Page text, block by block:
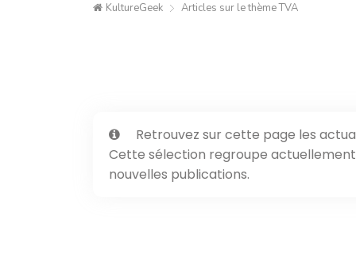
KultureGeek Articles sur le thèmeTVA
Retrouvez sur cette page les
Cette sélection regroupe
nouvelles publications.